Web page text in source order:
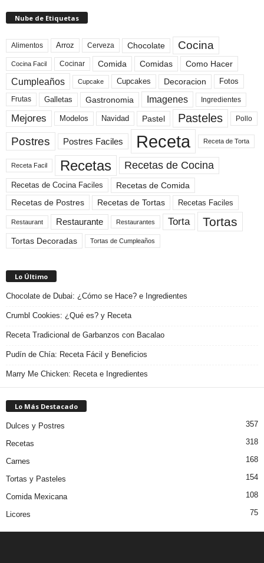
Nube de Etiquetas
Alimentos Arroz Cerveza Chocolate Cocina
Cocina Facil Cocinar Comida Comidas Como Hacer
Cumpleaños Cupcake Cupcakes Decoracion Fotos
Frutas Galletas Gastronomia Imagenes Ingredientes
Mejores Modelos Navidad Pastel Pasteles Pollo
Postres Postres Faciles Receta Receta de Torta
Receta Facil Recetas Recetas de Cocina
Recetas de Cocina Faciles
Recetas de Comida
Recetas de Postres
Recetas de Tortas Recetas Faciles
Restaurant Restaurante Restaurantes Torta Tortas
Tortas Decoradas Tortas de Cumpleaños
Lo Último
Chocolate de Dubai: ¿Cómo se Hace? e Ingredientes
Crumbl Cookies: ¿Qué es? y Receta
Receta Tradicional de Garbanzos con Bacalao
Pudín de Chía: Receta Fácil y Beneficios
Marry Me Chicken: Receta e Ingredientes
Lo Más Destacado
Dulces y Postres 357
Recetas 318
Carnes 168
Tortas y Pasteles 154
Comida Mexicana 108
Licores 75